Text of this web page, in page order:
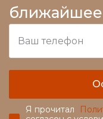
Я прочитал